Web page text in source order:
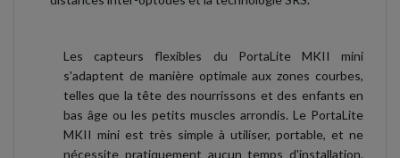
Les capteurs flexibles du PortaLite MKII mini
s'adaptent de manière optimale aux zones courbes,
telles que la tête des nourrissons et des enfants en
bas âge ou les petits muscles arrondis. Le PortaLite
MKII mini est très simple à utiliser, portable, et ne
nécessite pratiquement aucun temps d'installation.